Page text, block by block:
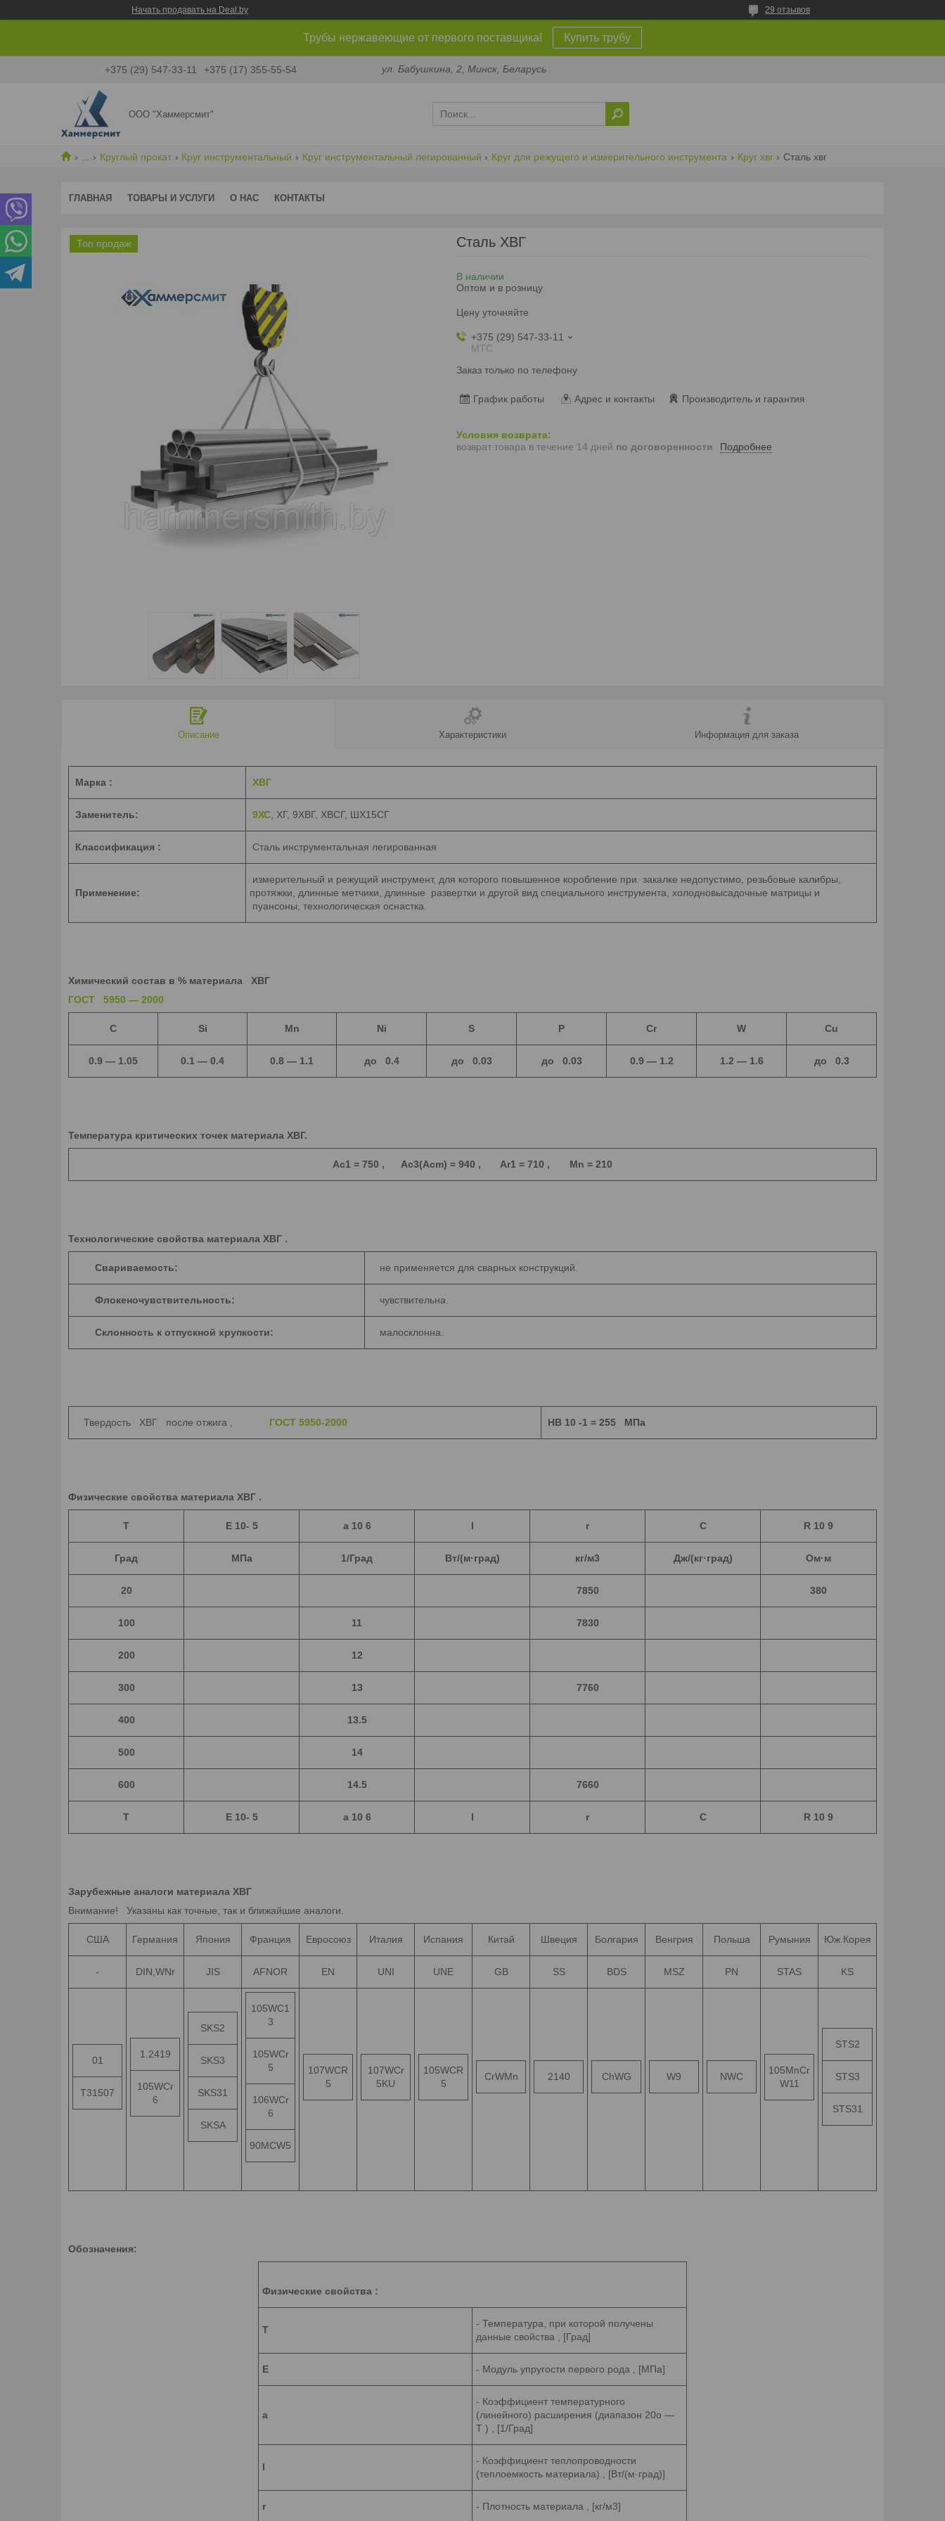
Начать продавать на Deal.by 29 отзывов
Трубы нержавеющие от первого поставщика! Купить трубу
+375 (29) 547-33-11 +375 (17) 355-55-54 ул. Бабушкина, 2, Минск, Беларусь
ООО "Хаммерсмит"
Круглый прокат Круг инструментальный Круг инструментальный легированный Круг для режущего и измерительного инструмента Круг хвг Сталь хвг
ГЛАВНАЯ ТОВАРЫ И УСЛУГИ О НАС КОНТАКТЫ
Топ продаж Сталь ХВГ
В наличии
Оптом и в розницу
Цену уточняйте
+375 (29) 547-33-11
МТС
Заказ только по телефону
График работы Адрес и контакты Производитель и гарантия
возврат товара в течение 14 дней по договоренности Подробнее
Описание Характеристики Информация для заказа
Марка : ХВГ
Заменитель: 9ХС , ХГ, 9ХВГ, ХВСГ, ШХ15СГ
Классификация : Сталь инструментальная легированная
Применение:
измерительный и режущий инструмент, для которого повышенное коробление при закалке недопустимо, резьбовые калибры,
протяжки, длинные метчики, длинные развертки и другой вид специального инструмента, холодновысадочные матрицы и
пуансоны, технологическая оснастка.
Химический состав в % материала ХВГ
ГОСТ 5950 ― 2000
C Si Mn Ni S P Cr W Cu
0.9 ― 1.05 0.1 ― 0.4 0.8 ― 1.1 до 0.4 до 0.03 до 0.03 0.9 ― 1.2 1.2 ― 1.6 до 0.3
Температура критических точек материала ХВГ.
Ac1 = 750 , Ac3(Acm) = 940 , Ar1 = 710 , Mn = 210
Технологические свойства материала ХВГ .
Свариваемость: не применяется для сварных конструкций.
Флокеночувствительность: чувствительна.
Склонность к отпускной хрупкости: малосклонна.
Твердость ХВГ после отжига , ГОСТ 5950-2000 HB 10 -1 = 255 МПа
Физические свойства материала ХВГ .
T E 10- 5 a 10 6 l r C R 10 9
Град МПа 1/Град Вт/(м·град) кг/м3 Дж/(кг·град) Ом·м
20 7850 380
100 11 7830
200 12
300 13 7760
400 13.5
500 14
600 14.5 7660
T E 10- 5 a 10 6 l r C R 10 9
Зарубежные аналоги материала ХВГ
Внимание! Указаны как точные, так и ближайшие аналоги.
США Германия Япония Франция Евросоюз Италия Испания Китай Швеция Болгария Венгрия Польша Румыния Юж.Корея
- DIN,WNr JIS AFNOR EN UNI UNE GB SS BDS MSZ PN STAS KS
01
T31507
1.2419
105WCr
6
SKS2
SKS3
SKS31
SKSA
105WC1
3
105WCr
5
106WCr
6
90MCW5
107WCR
5
107WCr
5KU
105WCR
5
CrWMn 2140 ChWG W9 NWC
105MnCr
W11
STS2
STS3
STS31
Обозначения:
Физические свойства :
T
- Температура, при которой получены
данные свойства , [Град]
E - Модуль упругости первого рода , [МПа]
a
- Коэффициент температурного
(линейного) расширения (диапазон 20o ―
T ) , [1/Град]
l
- Коэффициент теплопроводности
(теплоемкость материала) , [Вт/(м·град)]
r - Плотность материала , [кг/м3]